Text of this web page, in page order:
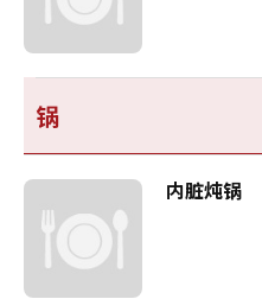
锅
内脏炖锅